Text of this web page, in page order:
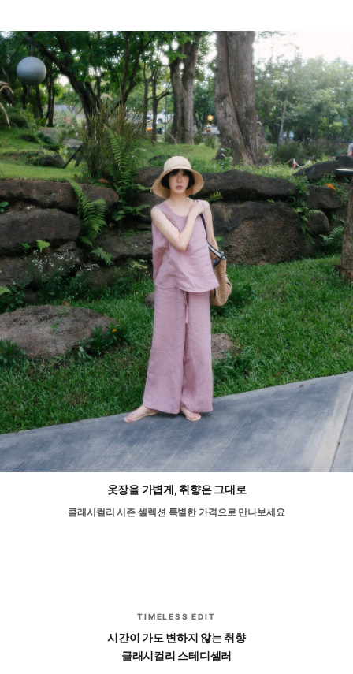
옷장을 가볍게, 취향은 그대로
클래시컬리 시즌 셀렉션 특별한 가격으로 만나보세요
TIMELESS EDIT
시간이 가도 변하지 않는 취향
클래시컬리 스테디셀러